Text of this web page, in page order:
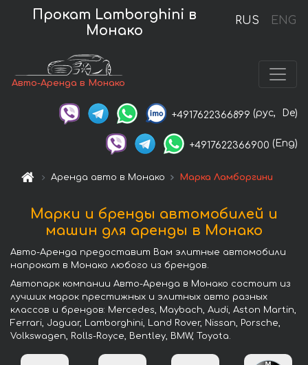
RUS ENG
Прокат Lamborghini в
Монако
Авто-Аренда в Монако
+4917622366899 (рус, De)
+4917622366900 (Eng)
Аренда авто в Монако Марка Ламборгини
Марки и бренды автомобилей и
машин для аренды в Монако
Авто-Аренда предоставит Вам элитные автомобили
напрокат в Монако любого из брендов.
Автопарк компании Авто-Аренда в Монако состоит из
лучших марок престижных и элитных авто разных
классов и брендов: Mercedes, Maybach, Audi, Aston Martin,
Ferrari, Jaguar, Lamborghini, Land Rover, Nissan, Porsche,
Volkswagen, Rolls-Royce, Bentley, BMW, Toyota.